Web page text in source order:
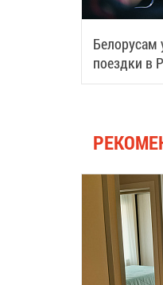
Белорусам
поездки в
августа